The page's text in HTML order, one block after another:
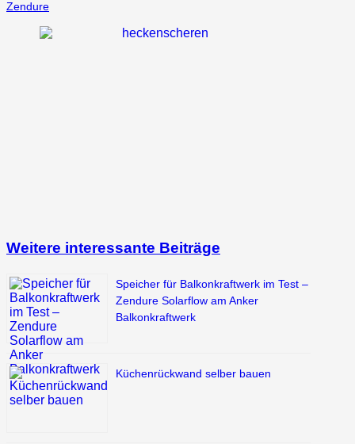
Zendure
Weitere interessante Beiträge
Speicher für Balkonkraftwerk im Test –
Zendure Solarflow am Anker
Balkonkraftwerk
Küchenrückwand selber bauen